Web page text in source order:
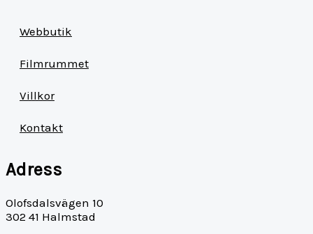
Webbutik
Filmrummet
Villkor
Kontakt
Adress
Olofsdalsvägen 10
302 41 Halmstad